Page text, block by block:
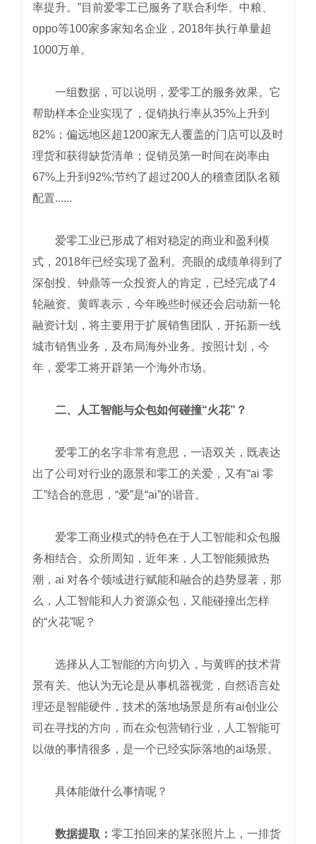
率提升。”目前爱零工已服务了联合利华、中粮、
oppo等100家多家知名企业，2018年执行单量超
1000万单。
一组数据，可以说明，爱零工的服务效果。它
帮助样本企业实现了，促销执行率从35%上升到
82%；偏远地区超1200家无人覆盖的门店可以及时
理货和获得缺货清单；促销员第一时间在岗率由
67%上升到92%;节约了超过200人的稽查团队名额
配置......
爱零工业已形成了相对稳定的商业和盈利模
式，2018年已经实现了盈利。亮眼的成绩单得到了
深创投、钟鼎等一众投资人的肯定，已经完成了4
轮融资。黄晖表示，今年晚些时候还会启动新一轮
融资计划，将主要用于扩展销售团队，开拓新一线
城市销售业务，及布局海外业务。按照计划，今
年，爱零工将开辟第一个海外市场。
二、人工智能与众包如何碰撞“火花”？
爱零工的名字非常有意思，一语双关，既表达
出了公司对行业的愿景和零工的关爱，又有“ai 零
工”结合的意思，“爱”是“ai”的谐音。
爱零工商业模式的特色在于人工智能和众包服
务相结合。众所周知，近年来，人工智能频掀热
潮，ai 对各个领域进行赋能和融合的趋势显著，那
么，人工智能和人力资源众包，又能碰撞出怎样
的“火花”呢？
选择从人工智能的方向切入，与黄晖的技术背
景有关。他认为无论是从事机器视觉，自然语言处
理还是智能硬件，技术的落地场景是所有ai创业公
司在寻找的方向，而在众包营销行业，人工智能可
以做的事情很多，是一个已经实际落地的ai场景。
具体能做什么事情呢？
数据提取： 零工拍回来的某张照片上，一排货